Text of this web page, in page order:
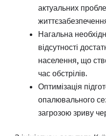
актуальних
Нагальна
відсутності
населення, що
час обстрілів.
Оптимізація
опалювального
загрозою зриву